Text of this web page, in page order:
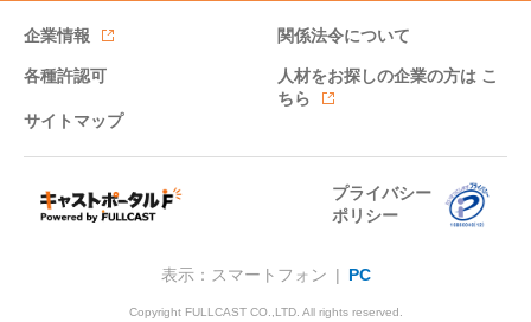
企業情報 関係法令について
各種許認可 人材をお探しの企業の方は こ
ちら
サイトマップ
プライバシー
ポリシー
表示：スマートフォン | PC
Copyright FULLCAST CO.,LTD. All rights reserved.